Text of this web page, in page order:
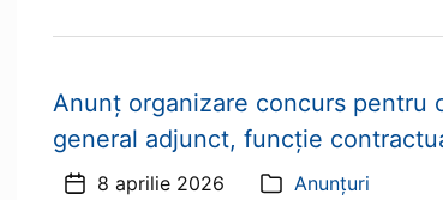
Anunț organizare concurs pentru
general adjunct, funcție
Dată8 aprilie 2026 Categorii
Anunțuri